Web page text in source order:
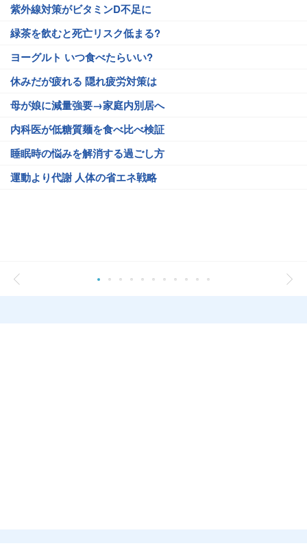
紫外線対策がビタミンD不足に
緑茶を飲むと死亡リスク低まる?
ヨーグルト いつ食べたらいい?
休みだが疲れる 隠れ疲労対策は
母が娘に減量強要→家庭内別居へ
内科医が低糖質麺を食べ比べ検証
睡眠時の悩みを解消する過ごし方
運動より代謝 人体の省エネ戦略